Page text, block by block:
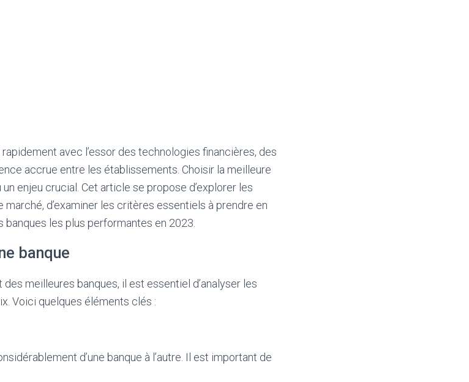
avec l’essor des technologies financières, des
accrue entre les établissements. Choisir la meilleure
enjeu crucial. Cet article se propose d’explorer les
d’examiner les critères essentiels à prendre en
les plus performantes en 2023.
banque
meilleures banques, il est essentiel d’analyser les
Voici quelques éléments clés :
d’une banque à l’autre. Il est important de